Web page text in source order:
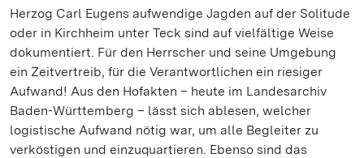
Herzog Carl Eugens aufwendige Jagden auf der Solitude
oder in Kirchheim unter Teck sind auf vielfältige Weise
dokumentiert. Für den Herrscher und seine Umgebung
ein Zeitvertreib, für die Verantwortlichen ein riesiger
Aufwand! Aus den Hofakten – heute im Landesarchiv
Baden-Württemberg – lässt sich ablesen, welcher
logistische Aufwand nötig war, um alle Begleiter zu
verköstigen und einzuquartieren. Ebenso sind das